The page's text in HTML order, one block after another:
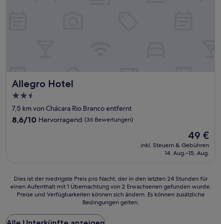
Allegro Hotel
Allegro Hotel
2.5-
Sterne-
Unterkunft
7,5 km von Chácara Rio Branco entfernt
8.6
8,6/10 Hervorragend (36 Bewertungen)
Der
Preis
beträgt
49 €
inkl. Steuern & Gebühren
14. Aug.–15. Aug.
Dies
ist
Preis
Dies ist der niedrigste Preis pro Nacht, der in den letzten 24 Stunden für
einen Aufenthalt mit 1 Übernachtung von 2 Erwachsenen gefunden wurde.
Preise und Verfügbarkeiten können sich ändern. Es können zusätzliche
Bedingungen gelten.